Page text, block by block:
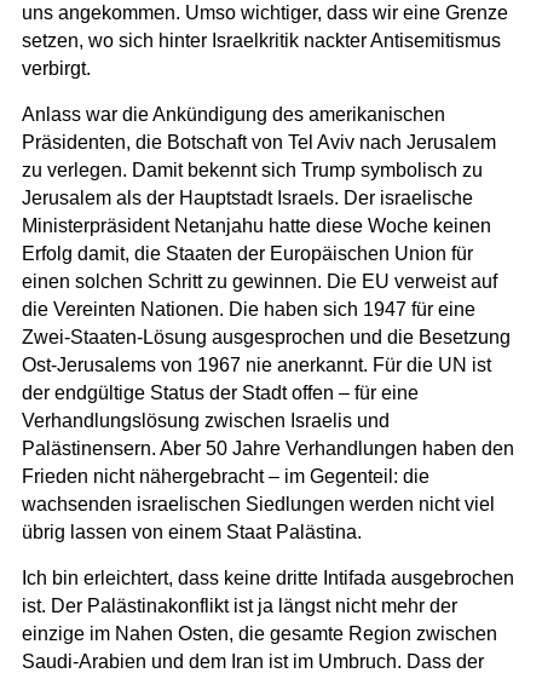
uns angekommen. Umso wichtiger, dass wir eine Grenze
setzen, wo sich hinter Israelkritik nackter Antisemitismus
verbirgt.
Anlass war die Ankündigung des amerikanischen
Präsidenten, die Botschaft von Tel Aviv nach Jerusalem
zu verlegen. Damit bekennt sich Trump symbolisch zu
Jerusalem als der Hauptstadt Israels. Der israelische
Ministerpräsident Netanjahu hatte diese Woche keinen
Erfolg damit, die Staaten der Europäischen Union für
einen solchen Schritt zu gewinnen. Die EU verweist auf
die Vereinten Nationen. Die haben sich 1947 für eine
Zwei-Staaten-Lösung ausgesprochen und die Besetzung
Ost-Jerusalems von 1967 nie anerkannt. Für die UN ist
der endgültige Status der Stadt offen – für eine
Verhandlungslösung zwischen Israelis und
Palästinensern. Aber 50 Jahre Verhandlungen haben den
Frieden nicht nähergebracht – im Gegenteil: die
wachsenden israelischen Siedlungen werden nicht viel
übrig lassen von einem Staat Palästina.
Ich bin erleichtert, dass keine dritte Intifada ausgebrochen
ist. Der Palästinakonflikt ist ja längst nicht mehr der
einzige im Nahen Osten, die gesamte Region zwischen
Saudi-Arabien und dem Iran ist im Umbruch. Dass der